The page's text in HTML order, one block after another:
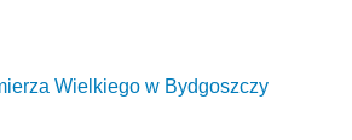
Wielkiego w Bydgoszczy